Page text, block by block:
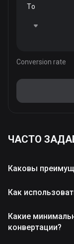
To
Conversion rate
ЧАСТО
Каковы
Как
Какие
конвертации?